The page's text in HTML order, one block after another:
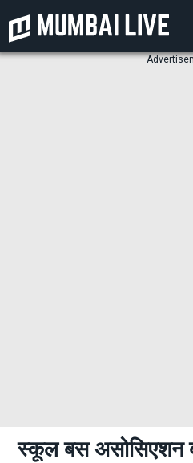
स्कूल बस असोसिएशन